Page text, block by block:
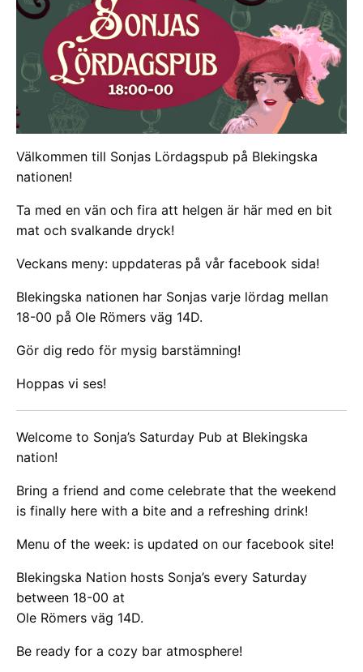
Välkommen till Sonjas Lördagspub på Blekingska
nationen!
Ta med en vän och fira att helgen är här med en bit
mat och svalkande dryck!
Veckans meny: uppdateras på vår facebook sida!
Blekingska nationen har Sonjas varje lördag mellan
18-00 på Ole Römers väg 14D.
Gör dig redo för mysig barstämning!
Hoppas vi ses!
Welcome to Sonja’s Saturday Pub at Blekingska
nation!
Bring a friend and come celebrate that the weekend
is finally here with a bite and a refreshing drink!
Menu of the week: is updated on our facebook site!
Blekingska Nation hosts Sonja’s every Saturday
between 18-00 at
Ole Römers väg 14D.
Be ready for a cozy bar atmosphere!